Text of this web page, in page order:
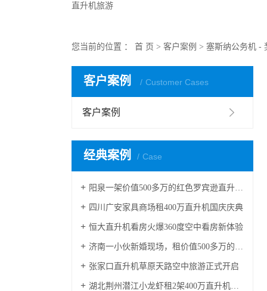
直升机旅游
您当前的位置 ： 首 页 > 客户案例 > 塞斯纳公务机 -
客户案例 Customer Cases
客户案例
经典案例 Case
阳泉一架价值500多万的红色罗宾逊直升机开展静展活动
四川广安家具商场租400万直升机国庆庆典
恒大直升机看房火爆360度空中看房新体验
济南一小伙新婚现场，租价值500多万的直升机助阵
张家口直升机草原天路空中旅游正式开启
湖北荆州潜江小龙虾租2架400万直升机完成1300多万营业额